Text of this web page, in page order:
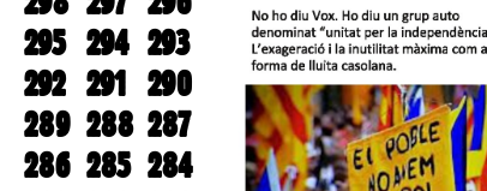
295 294 293
292 291 290
289 288 287
286 285 284